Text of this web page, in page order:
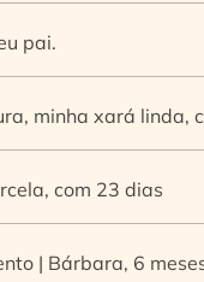
pai.
minha xará linda,
com 23 dias
| Bárbara, 6